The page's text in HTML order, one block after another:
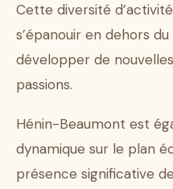
Cette diversité
s’épanouir en dehors
développer de
passions.
Hénin-Beaumont est
dynamique sur le plan
présence significative